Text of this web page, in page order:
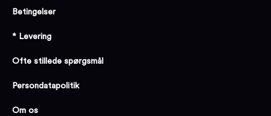
Betingelser
* Levering
Ofte stillede spørgsmål
Persondatapolitik
Om os